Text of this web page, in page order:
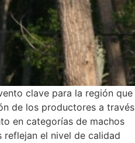
clave para la región que
de los productores a través
en categorías de machos
reflejan el nivel de calidad